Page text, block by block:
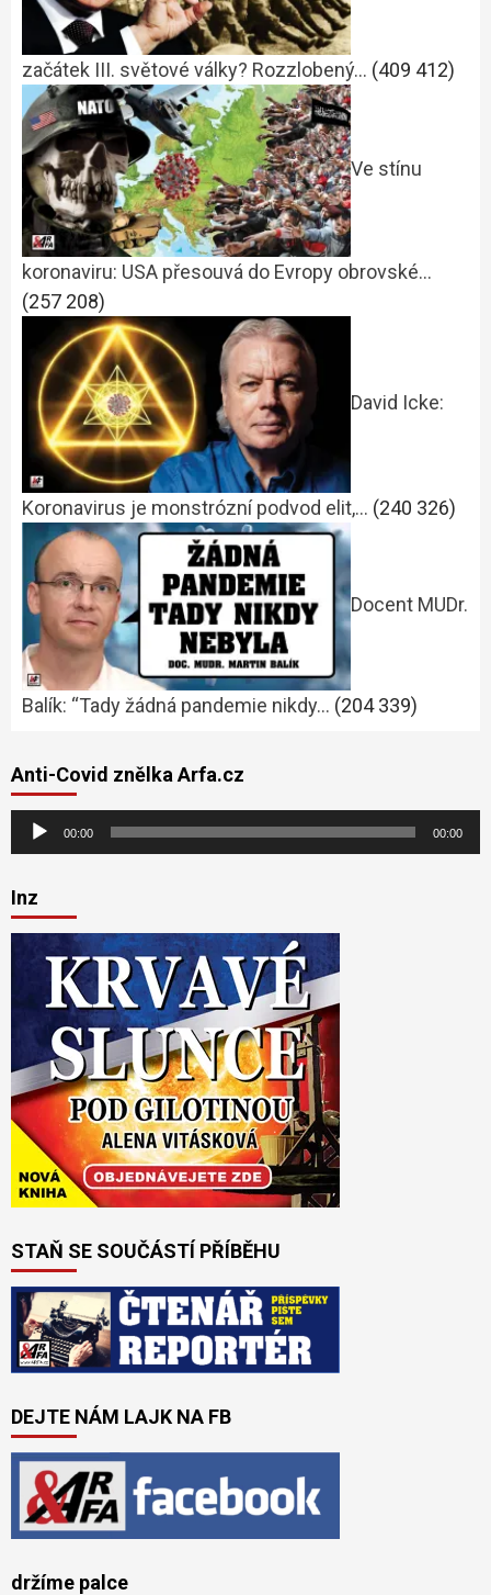
začátek III. světové války? Rozzlobený… (409 412)
Ve stínu
koronaviru: USA přesouvá do Evropy obrovské…
(257 208)
David Icke:
Koronavirus je monstrózní podvod elit,… (240 326)
Docent MUDr.
Balík: “Tady žádná pandemie nikdy… (204 339)
Anti-Covid znělka Arfa.cz
Audio
přehrávač
00:00 00:00
Inz
STAŇ SE SOUČÁSTÍ PŘÍBĚHU
DEJTE NÁM LAJK NA FB
držíme palce